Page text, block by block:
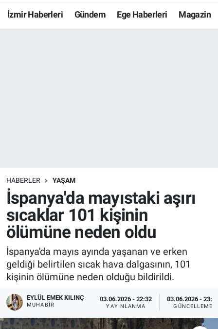
İzmir Haberleri Gündem Ege Haberleri Magazin
HABERLER YAŞAM
İspanya'da mayıstaki aşırı
sıcaklar 101 kişinin
ölümüne neden oldu
İspanya'da mayıs ayında yaşanan ve erken
geldiği belirtilen sıcak hava dalgasının, 101
kişinin ölümüne neden olduğu bildirildi.
EYLÜL EMEK KILINÇ
MUHABIR
03.06.2026 - 22:32
YAYINLANMA
03.06.2026 -
GÜNCELLEME
Resmi İlanlar